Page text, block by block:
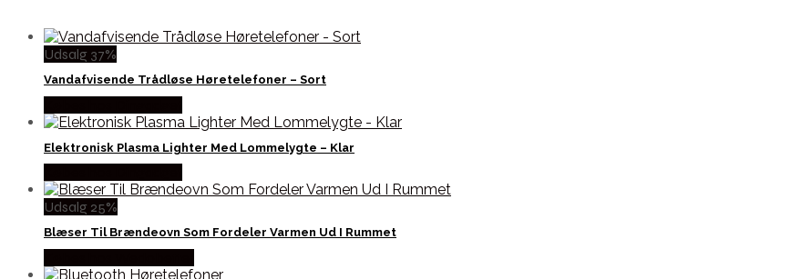
Udsalg 37%
Vandafvisende Trådløse Høretelefoner – Sort
Elektronisk Plasma Lighter Med Lommelygte – Klar
Udsalg 25%
Blæser Til Brændeovn Som Fordeler Varmen Ud I Rummet